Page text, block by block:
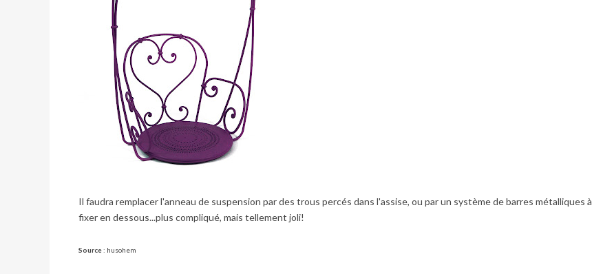
Il faudra remplacer l'anneau de suspension par des trous percés dans l'assise, ou par un système de barres métalliques à
fixer en dessous...plus compliqué, mais tellement joli!
Source: husohem